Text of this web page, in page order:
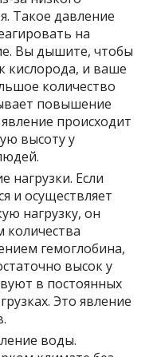
Такое давление
на
Вы дышите, чтобы
кислорода, и ваше
количество
повышение
происходит
высоту у
нагрузки. Если
и осуществляет
нагрузку, он
количества
гемоглобина,
высок у
в постоянных
Это явление
воды.